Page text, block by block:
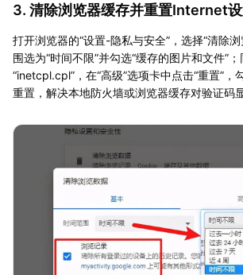
3. 清除浏览器缓存并重置Internet
打开浏览器的“设置-隐私与安全”，选择“清除
围选为“时间不限”并勾选“缓存的图片和文件”
“inetcpl.cpl”，在“高级”选项卡中点击“重置”，
重置，解决本地防火墙或浏览器缓存对验证码